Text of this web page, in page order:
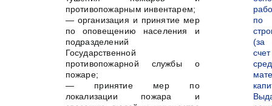
противопожарным инвентарем;
— организация и принятие мер
по оповещению населения и
подразделений
Государственной
противопожарной службы о
пожаре;
— принятие мер по
локализации пожара и
по
(за
счет